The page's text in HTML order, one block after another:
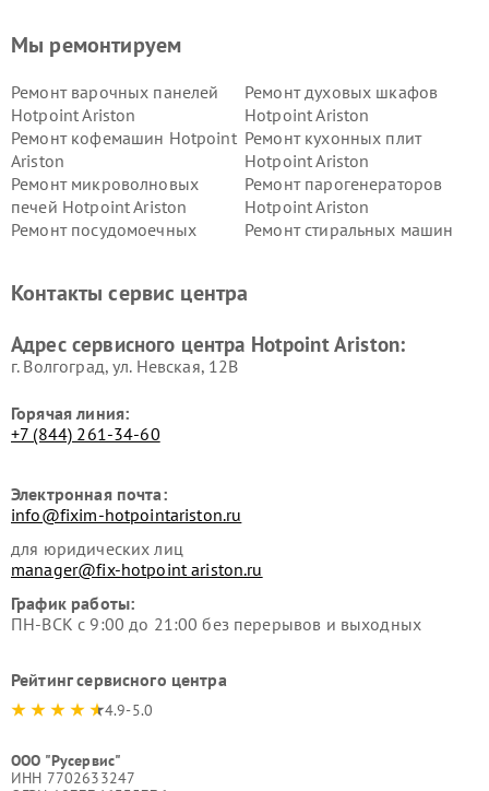
Мы ремонтируем
Ремонт варочных панелей
Hotpoint Ariston
Ремонт духовых шкафов
Hotpoint Ariston
Ремонт кофемашин Hotpoint
Ariston
Ремонт кухонных плит
Hotpoint Ariston
Ремонт микроволновых
печей Hotpoint Ariston
Ремонт парогенераторов
Hotpoint Ariston
Ремонт посудомоечных
Ремонт стиральных машин
Hotpoint Ariston
Hotpoint Ariston
Ariston
Hotpoint Ariston
Контакты сервис центра
Адрес сервисного центра Hotpoint Ariston:
г. Волгоград, ул. Невская, 12В
Горячая линия:
+7 (844) 261-34-60
Электронная почта:
info@fixim-hotpointariston.ru
для юридических лиц
manager@fix-hotpoint ariston.ru
График работы:
ПН-ВСК с 9:00 до 21:00 без перерывов и выходных
Рейтинг сервисного центра
4.9-5.0
ООО "Русервис"
ИНН 7702633247